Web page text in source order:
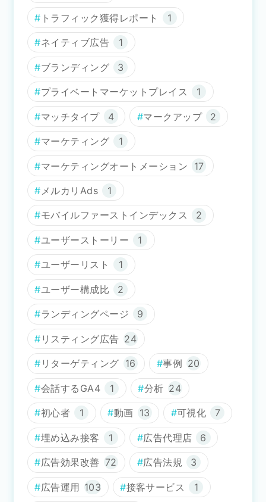
トラフィック獲得レポート 1
ネイティブ広告 1
ブランディング 3
プライベートマーケットプレイス 1
マッチタイプ 4 マークアップ 2
マーケティング 1
マーケティングオートメーション 17
メルカリAds 1
モバイルファーストインデックス 2
ユーザーストーリー 1
ユーザーリスト 1
ユーザー構成比 2
ランディングページ 9
リスティング広告 24
リターゲティング 16 事例 20
会話するGA4 1 分析 24
初心者 1 動画 13 可視化 7
埋め込み接客 1 広告代理店 6
広告効果改善 72 広告法規 3
広告運用 103 接客サービス 1